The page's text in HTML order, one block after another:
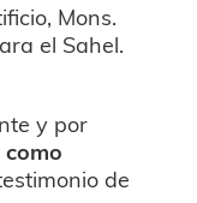
Mons.
el Sahel.
y por
como
de